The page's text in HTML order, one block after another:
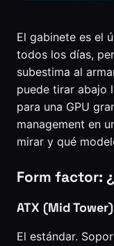
El gabinete es el
todos los días,
subestima al
puede tirar abajo
para una GPU
management en
mirar y qué
Form factor:
ATX (Mid Tower)
El estándar.